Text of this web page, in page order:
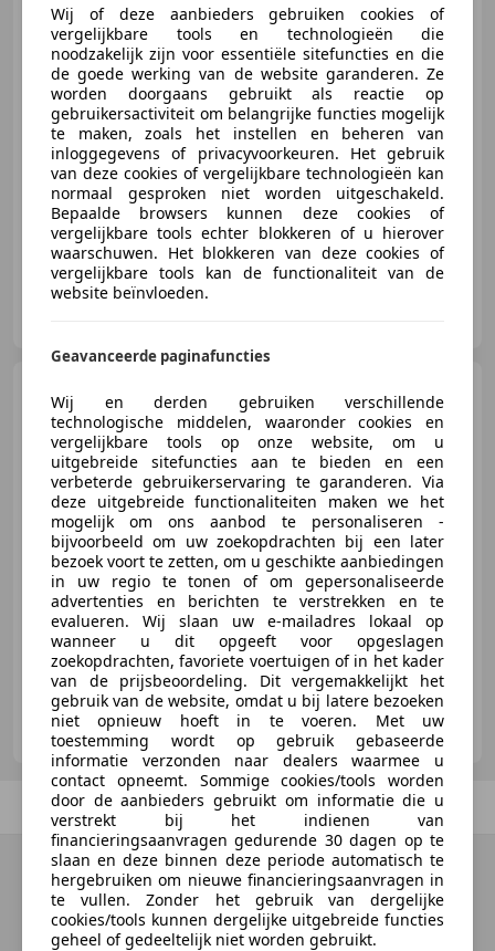
DISTRIBUTIERIEM|NIEUWE
APK|TREKH
€ 2.750
11/2008 186.960 km Benzine 79 kW (107 PK)
Autobedrijf De Soester
16V Spirit Staat in De Krim
€ 1.900
09/2005 174.094 km Benzine 77 kW (105 PK)
Mastebroek's Automobielbedrijven B.V.
NL-7903 AN HOOGEVEEN
Vorige 1/1 Volgende
Wij of deze aanbieders gebruiken cookies of
vergelijkbare tools en technologieën die
noodzakelijk zijn voor essentiële sitefuncties en die
de goede werking van de website garanderen. Ze
worden doorgaans gebruikt als reactie op
gebruikersactiviteit om belangrijke functies mogelijk
te maken, zoals het instellen en beheren van
inloggegevens of privacyvoorkeuren. Het gebruik
van deze cookies of vergelijkbare technologieën kan
normaal gesproken niet worden uitgeschakeld.
Bepaalde browsers kunnen deze cookies of
vergelijkbare tools echter blokkeren of u hierover
waarschuwen. Het blokkeren van deze cookies of
vergelijkbare tools kan de functionaliteit van de
website beïnvloeden.
Geavanceerde paginafuncties
Wij en derden gebruiken verschillende
technologische middelen, waaronder cookies en
vergelijkbare tools op onze website, om u
uitgebreide sitefuncties aan te bieden en een
verbeterde gebruikerservaring te garanderen. Via
deze uitgebreide functionaliteiten maken we het
mogelijk om ons aanbod te personaliseren -
bijvoorbeeld om uw zoekopdrachten bij een later
bezoek voort te zetten, om u geschikte aanbiedingen
in uw regio te tonen of om gepersonaliseerde
advertenties en berichten te verstrekken en te
evalueren. Wij slaan uw e-mailadres lokaal op
wanneer u dit opgeeft voor opgeslagen
zoekopdrachten, favoriete voertuigen of in het kader
van de prijsbeoordeling. Dit vergemakkelijkt het
gebruik van de website, omdat u bij latere bezoeken
niet opnieuw hoeft in te voeren. Met uw
toestemming wordt op gebruik gebaseerde
informatie verzonden naar dealers waarmee u
contact opneemt. Sommige cookies/tools worden
door de aanbieders gebruikt om informatie die u
verstrekt bij het indienen van
financieringsaanvragen gedurende 30 dagen op te
slaan en deze binnen deze periode automatisch te
hergebruiken om nieuwe financieringsaanvragen in
te vullen. Zonder het gebruik van dergelijke
cookies/tools kunnen dergelijke uitgebreide functies
geheel of gedeeltelijk niet worden gebruikt.